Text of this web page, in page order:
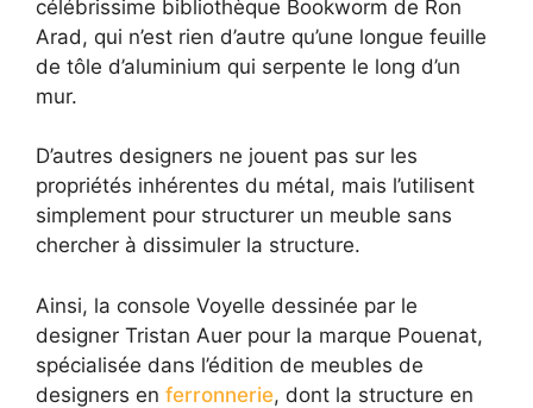
célébrissime bibliothèque Bookworm de Ron
Arad, qui n’est rien d’autre qu’une longue feuille
de tôle d’aluminium qui serpente le long d’un
mur.
D’autres designers ne jouent pas sur les
propriétés inhérentes du métal, mais l’utilisent
simplement pour structurer un meuble sans
chercher à dissimuler la structure.
Ainsi, la console Voyelle dessinée par le
designer Tristan Auer pour la marque Pouenat,
spécialisée dans l’édition de meubles de
designers en ferronnerie, dont la structure en